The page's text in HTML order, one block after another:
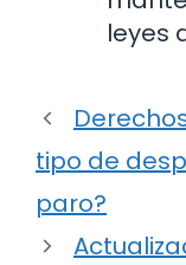
leyes
tipo de
paro?